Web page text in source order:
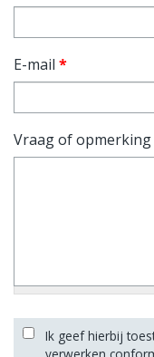
E-mail *
Vraag of opmerking
Ik geef hierbij